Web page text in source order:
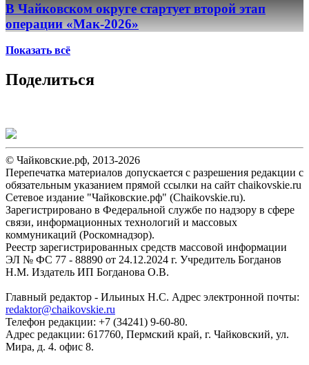
В Чайковском округе стартует второй этап
операции «Мак-2026»
Показать всё
Поделиться
© Чайковские.рф, 2013-2026
Перепечатка материалов допускается с разрешения редакции с
обязательным указанием прямой ссылки на сайт chaikovskie.ru
Сетевое издание "Чайковские.рф" (Chaikovskie.ru).
Зарегистрировано в Федеральной службе по надзору в сфере
связи, информационных технологий и массовых
коммуникаций (Роскомнадзор).
Реестр зарегистрированных средств массовой информации
ЭЛ № ФС 77 - 88890 от 24.12.2024 г. Учредитель Богданов
Н.М. Издатель ИП Богданова О.В.
Главный редактор - Ильиных Н.С. Адрес электронной почты:
redaktor@chaikovskie.ru
Телефон редакции: +7 (34241) 9-60-80.
Адрес редакции: 617760, Пермский край, г. Чайковский, ул.
Мира, д. 4. офис 8.